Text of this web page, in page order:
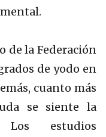
de la Federación
de yodo en
cuanto más
se siente la
estudios